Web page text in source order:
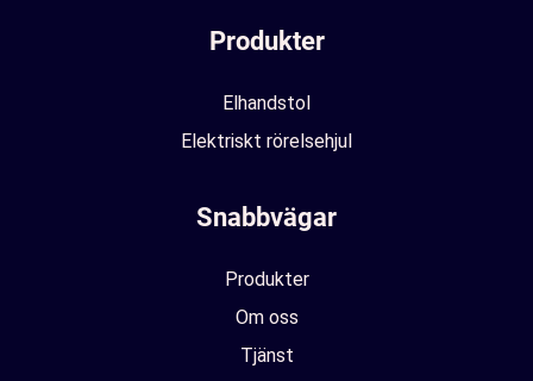
Produkter
Elhandstol
Elektriskt rörelsehjul
Snabbvägar
Produkter
Om oss
Tjänst